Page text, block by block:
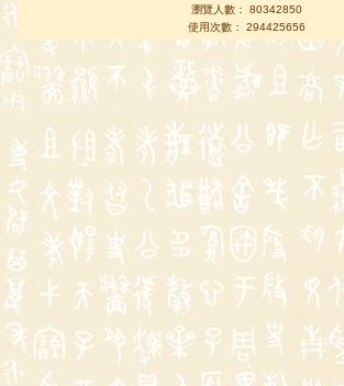
瀏覽人數： 80342850
使用次數： 294425656